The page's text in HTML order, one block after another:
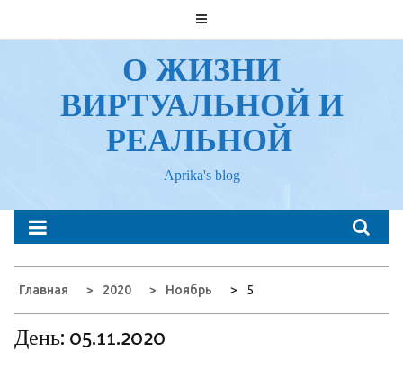
О ЖИЗНИ
ВИРТУАЛЬНОЙ И
РЕАЛЬНОЙ
Aprika's blog
Главная 2020 Ноябрь 5
День: 05.11.2020